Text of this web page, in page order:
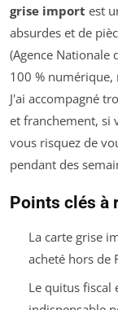
grise import est
absurdes et de
(Agence Nationale
100 % numérique,
J'ai accompagné
et franchement, si
vous risquez de
pendant des
Points clés à
La carte grise
acheté hors de
Le quitus fiscal